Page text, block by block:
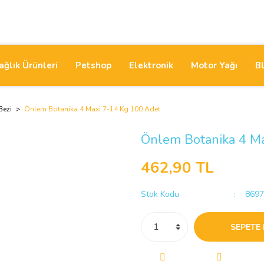
Ürünleri Petshop Elektronik Motor Yağı
Önlem Botanika 4 Maxi 7-14 Kg 100 Adet
Önlem Botanika 4
462,90 TL
Stok Kodu
SEPETE